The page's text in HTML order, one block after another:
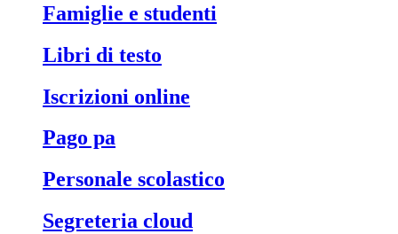
famiglie e studenti
libri di testo
iscrizioni online
pago pa
personale scolastico
segreteria cloud